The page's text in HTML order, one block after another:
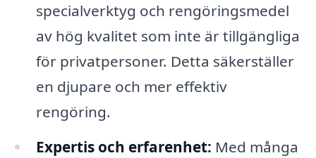
specialverktyg och rengöringsmedel
av hög kvalitet som inte är tillgängliga
för privatpersoner. Detta säkerställer
en djupare och mer effektiv
rengöring.
Expertis och erfarenhet: Med många